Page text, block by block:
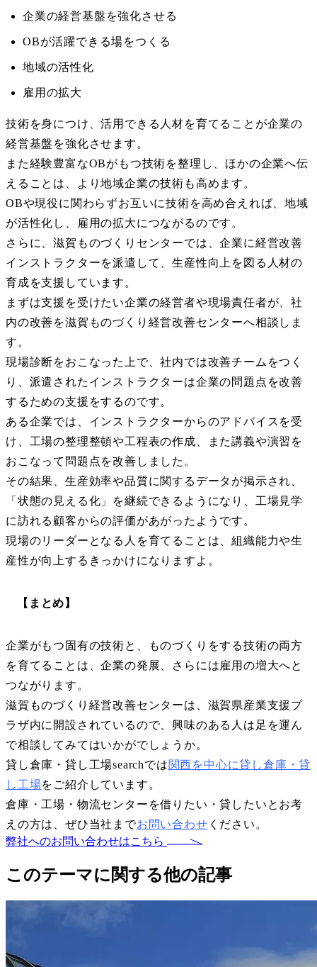
企業の経営基盤を強化させる
OBが活躍できる場をつくる
地域の活性化
雇用の拡大
技術を身につけ、活用できる人材を育てることが企業の
経営基盤を強化させます。
また経験豊富なOBがもつ技術を整理し、ほかの企業へ伝
えることは、より地域企業の技術も高めます。
OBや現役に関わらずお互いに技術を高め合えれば、地域
が活性化し、雇用の拡大につながるのです。
さらに、滋賀ものづくりセンターでは、企業に経営改善
インストラクターを派遣して、生産性向上を図る人材の
育成を支援しています。
まずは支援を受けたい企業の経営者や現場責任者が、社
内の改善を滋賀ものづくり経営改善センターへ相談しま
す。
現場診断をおこなった上で、社内では改善チームをつく
り、派遣されたインストラクターは企業の問題点を改善
するための支援をするのです。
ある企業では、インストラクターからのアドバイスを受
け、工場の整理整頓や工程表の作成、また講義や演習を
おこなって問題点を改善しました。
その結果、生産効率や品質に関するデータが掲示され、
「状態の見える化」を継続できるようになり、工場見学
に訪れる顧客からの評価があがったようです。
現場のリーダーとなる人を育てることは、組織能力や生
産性が向上するきっかけになりますよ。
【まとめ】
企業がもつ固有の技術と、ものづくりをする技術の両方
を育てることは、企業の発展、さらには雇用の増大へと
つながります。
滋賀ものづくり経営改善センターは、滋賀県産業支援プ
ラザ内に開設されているので、興味のある人は足を運ん
で相談してみてはいかがでしょうか。
貸し倉庫・貸し工場searchでは関西を中心に貸し倉庫・貸
し工場をご紹介しています。
倉庫・工場・物流センターを借りたい・貸したいとお考
えの方は、ぜひ当社までお問い合わせ ください。
弊社へのお問い合わせはこちら
このテーマに関する他の記事